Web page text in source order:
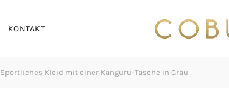
KONTAKT
Sportliches Kleid mit einer Kanguru-Tasche in Grau